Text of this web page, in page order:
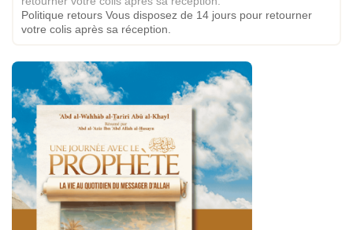
Politique retours Vous disposez de 14 jours pour retourner
votre colis après sa réception.